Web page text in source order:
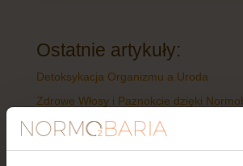
Ostatnie artykuły:
Detoksykacja Organizmu a Uroda
Zdrowe Włosy i Paznokcie dzięki
Normobaria a Blizny i Rozstępy
Walka z Cellulitem Dzięki Normobarii